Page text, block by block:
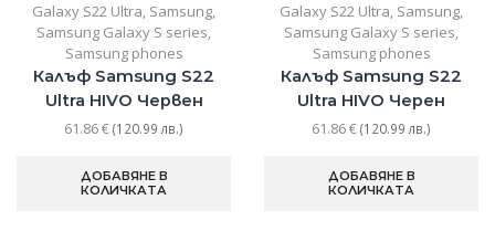
Galaxy S22 Ultra, Samsung,
Samsung Galaxy S series,
Samsung phones
Калъф Samsung S22
Ultra HIVO Червен
61.86€(120.99 лв.)
ДОБАВЯНЕ В
КОЛИЧКАТА
Galaxy S22 Ultra, Samsung,
Samsung Galaxy S series,
Samsung phones
Калъф Samsung S22
Ultra HIVO Черен
61.86€(120.99 лв.)
ДОБАВЯНЕ В
КОЛИЧКАТА